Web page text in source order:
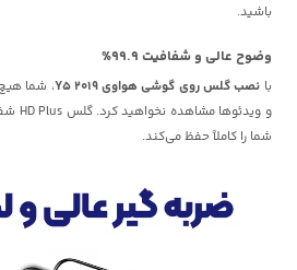
باشید.
وضوح عالی و شفافیت 99.9%
با نصب گلس روی گوشی هواوی Y5 2019
، شما
شما را کاملاً حفظ می‌کند.